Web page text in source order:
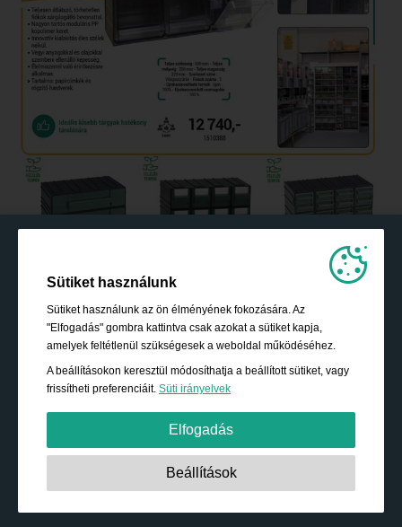
Sütiket használunk
Sütiket használunk az ön élményének fokozására. Az
"Elfogadás" gombra kattintva csak azokat a sütiket kapja,
amelyek feltétlenül szükségesek a weboldal működéséhez.
A beállításokon keresztül módosíthatja a beállított sütiket, vagy
frissítheti preferenciáit. Süti irányelvek
Elfogadás
Szigorúan szükséges:
Ezek a sütik elengedhetetlenek az
Beállítások